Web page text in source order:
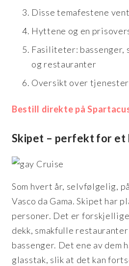
Disse temafestene
Hyttene og en
Fasiliteter: bassenger,
og restauranter
Oversikt over tjenester
Bestill direkte på
Skipet – perfekt for et
Som hvert år, selvfølgelig,
Vasco da Gama. Skipet har
personer. Det er
dekk, smakfulle
bassenger. Det ene av dem
glasstak, slik at det kan